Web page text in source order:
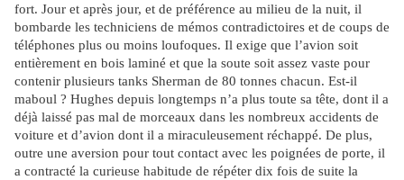
fort. Jour et après jour, et de préférence au milieu de la nuit, il
bombarde les techniciens de mémos contradictoires et de coups de
téléphones plus ou moins loufoques. Il exige que l’avion soit
entièrement en bois laminé et que la soute soit assez vaste pour
contenir plusieurs tanks Sherman de 80 tonnes chacun. Est-il
maboul ? Hughes depuis longtemps n’a plus toute sa tête, dont il a
déjà laissé pas mal de morceaux dans les nombreux accidents de
voiture et d’avion dont il a miraculeusement réchappé. De plus,
outre une aversion pour tout contact avec les poignées de porte, il
a contracté la curieuse habitude de répéter dix fois de suite la